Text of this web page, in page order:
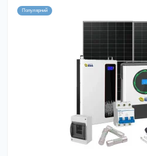
Популярний